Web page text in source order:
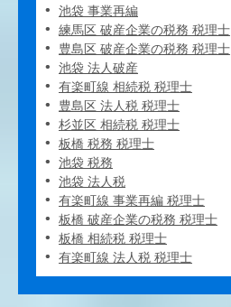
池袋 事業再編
練馬区 破産企業の税務 税理士
豊島区 破産企業の税務 税理士
池袋 法人破産
有楽町線 相続税 税理士
豊島区 法人税 税理士
杉並区 相続税 税理士
板橋 税務 税理士
池袋 税務
池袋 法人税
有楽町線 事業再編 税理士
板橋 破産企業の税務 税理士
板橋 相続税 税理士
有楽町線 法人税 税理士